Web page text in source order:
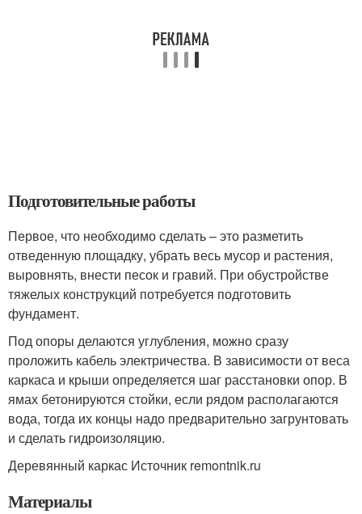
Подготовительные работы
Первое, что необходимо сделать – это разметить
отведенную площадку, убрать весь мусор и растения,
выровнять, внести песок и гравий. При обустройстве
тяжелых конструкций потребуется подготовить
фундамент.
Под опоры делаются углубления, можно сразу
проложить кабель электричества. В зависимости от веса
каркаса и крыши определяется шаг расстановки опор. В
ямах бетонируются стойки, если рядом располагаются
вода, тогда их концы надо предварительно загрунтовать
и сделать гидроизоляцию.
Деревянный каркас Источник remontnik.ru
Материалы